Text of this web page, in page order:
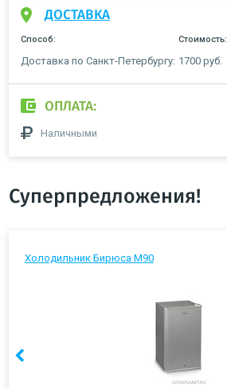
ДОСТАВКА
Способ: Стоимость:
Доставка по Санкт-Петербургу: 1700 руб.
ОПЛАТА:
Наличными
Суперпредложения!
Холодильник Бирюса М90